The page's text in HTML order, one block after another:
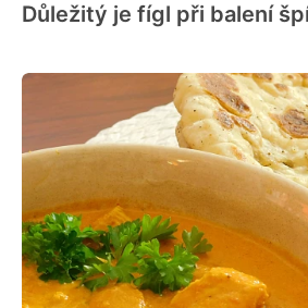
Důležitý je fígl při balení